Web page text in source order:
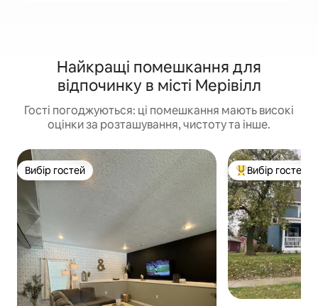
Найкращі помешкання для
відпочинку в місті Мерівілл
Гості погоджуються: ці помешкання мають високі
оцінки за розташування, чистоту та інше.
Вибір гостей
Вибір гостей Топ вибір гостей
Вибір гостей